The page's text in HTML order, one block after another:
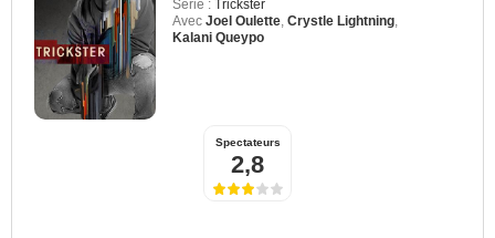
Série : Trickster
Avec Joel Oulette Crystle Lightning
Kalani Queypo
Spectateurs
2,8